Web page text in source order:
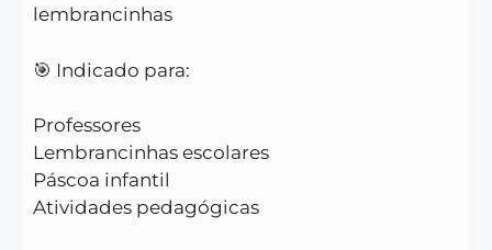
lembrancinhas
🎯 Indicado para:
Professores
Lembrancinhas escolares
Páscoa infantil
Atividades pedagógicas